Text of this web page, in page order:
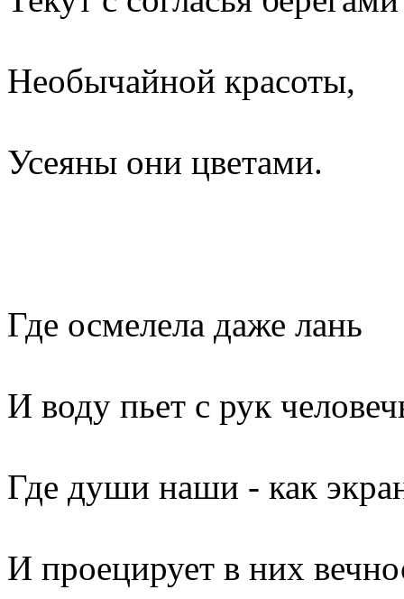
Необычайной красоты,
Усеяны они цветами.
Где осмелела даже лань
И воду пьет с рук
Где души наши - как
И проецирует в них